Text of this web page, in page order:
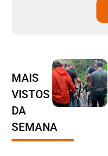
MAIS
VISTOS
DA
SEMANA